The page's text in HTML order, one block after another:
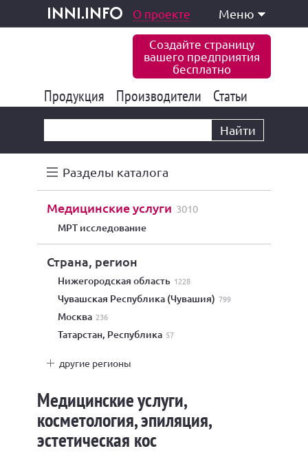
inni.info
и услуги О проекте Меню
Создайте страницу
вашего предприятия
бесплатно
Продукция 177 834
Производители 6 771
Статьи
Найти
Разделы каталога
медицинские услуги 3010
МРТ исследование
Страна, регион
Нижегородская область 1228
Чувашская Республика (Чувашия) 799
Москва 236
Татарстан, Республика 57
другие регионы
Медицинские услуги,
косметология, эпиляция,
эстетическая кос